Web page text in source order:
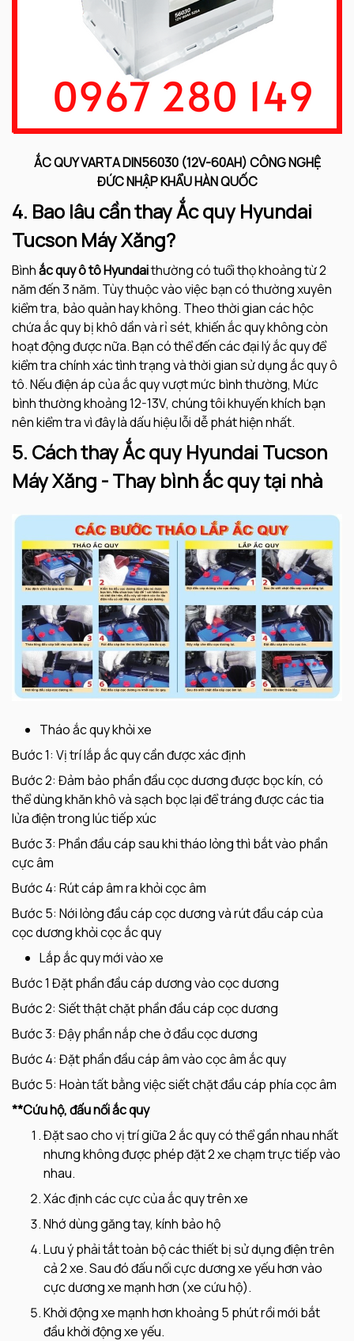
ẮC QUY VARTA DIN56030 (12V-60AH) CÔNG NGHỆ
ĐỨC NHẬP KHẨU HÀN QUỐC
4. Bao lâu cần thay Ắc quy Hyundai
Tucson Máy Xăng?
Bìnhắc quy ô tô Hyundaithường có tuổi thọ khoảng từ 2
năm đến 3 năm. Tùy thuộc vào việc bạn có thường xuyên
kiểm tra, bảo quản hay không. Theo thời gian các hộc
chứa ắc quy bị khô dần và rỉ sét, khiến ắc quy không còn
hoạt động được nữa. Bạn có thể đến các đại lý ắc quy để
kiểm tra chính xác tình trạng và thời gian sử dụng ắc quy ô
tô. Nếu điện áp của ắc quy vượt mức bình thường, Mức
bình thường khoảng 12-13V, chúng tôi khuyến khích bạn
nên kiểm tra vì đây là dấu hiệu lỗi dễ phát hiện nhất.
5. Cách thay Ắc quy Hyundai Tucson
Máy Xăng - Thay bình ắc quy tại nhà
Tháo ắc quy khỏi xe
Bước 1: Vị trí lắp ắc quy cần được xác định
Bước 2: Đảm bảo phần đầu cọc dương được bọc kín, có
thể dùng khăn khô và sạch bọc lại để tráng được các tia
lửa điện trong lúc tiếp xúc
Bước 3: Phần đầu cáp sau khi tháo lỏng thì bắt vào phần
cực âm
Bước 4: Rút cáp âm ra khỏi cọc âm
Bước 5: Nới lỏng đầu cáp cọc dương và rút đầu cáp của
cọc dương khỏi cọc ắc quy
Lắp ắc quy mới vào xe
Bước 1 Đặt phần đầu cáp dương vào cọc dương
Bước 2: Siết thật chặt phần đầu cáp cọc dương
Bước 3: Đậy phần nắp che ở đầu cọc dương
Bước 4: Đặt phần đầu cáp âm vào cọc âm ắc quy
Bước 5: Hoàn tất bằng việc siết chặt đầu cáp phía cọc âm
**Cứu hộ, đấu nối ắc quy
Đặt sao cho vị trí giữa 2 ắc quy có thể gần nhau nhất
nhưng không được phép đặt 2 xe chạm trực tiếp vào
nhau.
Xác định các cực của ắc quy trên xe
Nhớ dùng găng tay, kính bảo hộ
Lưu ý phải tắt toàn bộ các thiết bị sử dụng điện trên
cả 2 xe. Sau đó đấu nối cực dương xe yếu hơn vào
cực dương xe mạnh hơn (xe cứu hộ).
Khởi động xe mạnh hơn khoảng 5 phút rồi mới bắt
đầu khởi động xe yếu.